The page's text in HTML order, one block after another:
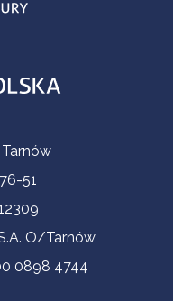
51
O/Tarnów
0898 4744